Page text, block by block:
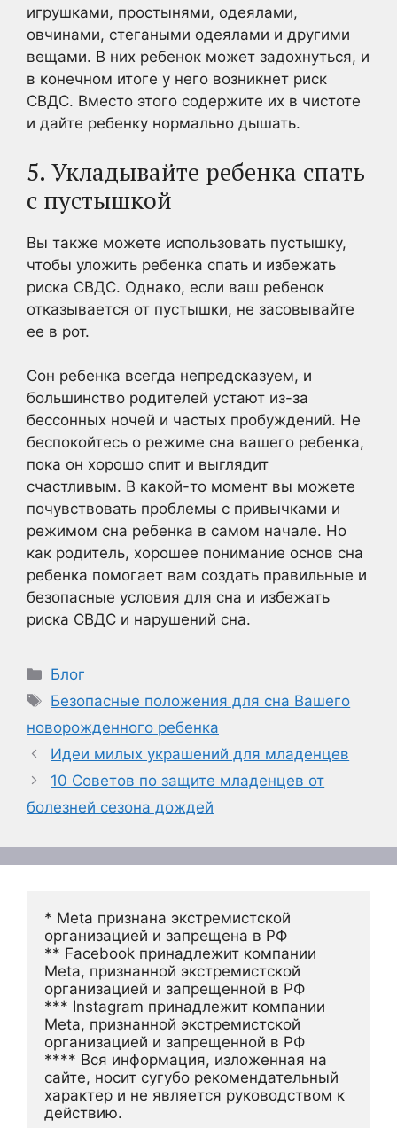
игрушками, простынями, одеялами,
овчинами, стегаными одеялами и другими
вещами. В них ребенок может задохнуться, и
в конечном итоге у него возникнет риск
СВДС. Вместо этого содержите их в чистоте
и дайте ребенку нормально дышать.
5. Укладывайте ребенка спать
с пустышкой
Вы также можете использовать пустышку,
чтобы уложить ребенка спать и избежать
риска СВДС. Однако, если ваш ребенок
отказывается от пустышки, не засовывайте
ее в рот.
Сон ребенка всегда непредсказуем, и
большинство родителей устают из-за
бессонных ночей и частых пробуждений. Не
беспокойтесь о режиме сна вашего ребенка,
пока он хорошо спит и выглядит
счастливым. В какой-то момент вы можете
почувствовать проблемы с привычками и
режимом сна ребенка в самом начале. Но
как родитель, хорошее понимание основ сна
ребенка помогает вам создать правильные и
безопасные условия для сна и избежать
риска СВДС и нарушений сна.
Рубрики
Блог
Метки
Безопасные положения для сна Вашего
новорожденного ребенка
Идеи милых украшений для младенцев
10 Советов по защите младенцев от
болезней сезона дождей
* Meta признана экстремистской
организацией и запрещена в РФ
** Facebook принадлежит компании
Meta, признанной экстремистской
организацией и запрещенной в РФ
*** Instagram принадлежит компании
Meta, признанной экстремистской
организацией и запрещенной в РФ
**** Вся информация, изложенная на
сайте, носит сугубо рекомендательный
характер и не является руководством к
действию.